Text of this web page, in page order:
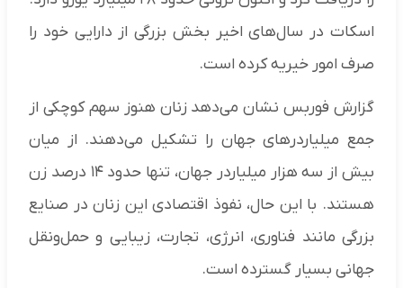
اسکات در سال‌های اخیر بخش بزرگی از دارایی خود را
صرف امور خیریه کرده است.
گزارش فوربس نشان می‌دهد زنان هنوز سهم کوچکی از
جمع میلیاردرهای جهان را تشکیل می‌دهند. از میان
بیش از سه هزار میلیاردر جهان، تنها حدود ۱۴ درصد زن
هستند. با این حال، نفوذ اقتصادی این زنان در صنایع
بزرگی مانند فناوری، انرژی، تجارت، زیبایی و حمل‌ونقل
جهانی بسیار گسترده است.